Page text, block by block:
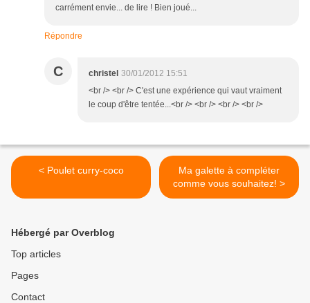
carrément envie... de lire ! Bien joué...
Répondre
C christel 30/01/2012 15:51
<br /> <br /> C'est une expérience qui vaut vraiment
le coup d'être tentée...<br /> <br /> <br /> <br />
< Poulet curry-coco
Ma galette à compléter
comme vous souhaitez! >
Hébergé par Overblog
Top articles
Pages
Contact